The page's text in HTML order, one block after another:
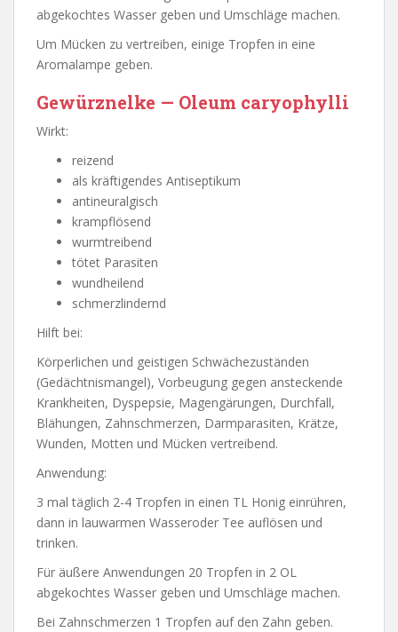
abgekochtes Wasser geben und Umschläge machen.
Um Mücken zu vertreiben, einige Tropfen in eine
Aromalampe geben.
Gewürznelke — Oleum caryophylli
Wirkt:
reizend
als kräftigendes Antiseptikum
antineuralgisch
krampflösend
wurmtreibend
tötet Parasiten
wundheilend
schmerzlindernd
Hilft bei:
Körperlichen und geistigen Schwächezuständen
(Gedächtnismangel), Vorbeugung gegen ansteckende
Krankheiten, Dyspepsie, Magengärungen, Durchfall,
Blähungen, Zahnschmerzen, Darmparasiten, Krätze,
Wunden, Motten und Mücken vertreibend.
Anwendung:
3 mal täglich 2-4 Tropfen in einen TL Honig einrühren,
dann in lauwarmen Wasseroder Tee auflösen und
trinken.
Für äußere Anwendungen 20 Tropfen in 2 OL
abgekochtes Wasser geben und Umschläge machen.
Bei Zahnschmerzen 1 Tropfen auf den Zahn geben.